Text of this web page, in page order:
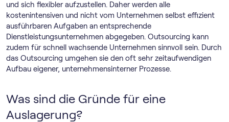
und sich flexibler aufzustellen. Daher werden alle
kostenintensiven und nicht vom Unternehmen selbst effizient
ausführbaren Aufgaben an entsprechende
Dienstleistungsunternehmen abgegeben. Outsourcing kann
zudem für schnell wachsende Unternehmen sinnvoll sein. Durch
das Outsourcing umgehen sie den oft sehr zeitaufwendigen
Aufbau eigener, unternehmensinterner Prozesse.
Was sind die Gründe für eine
Auslagerung?